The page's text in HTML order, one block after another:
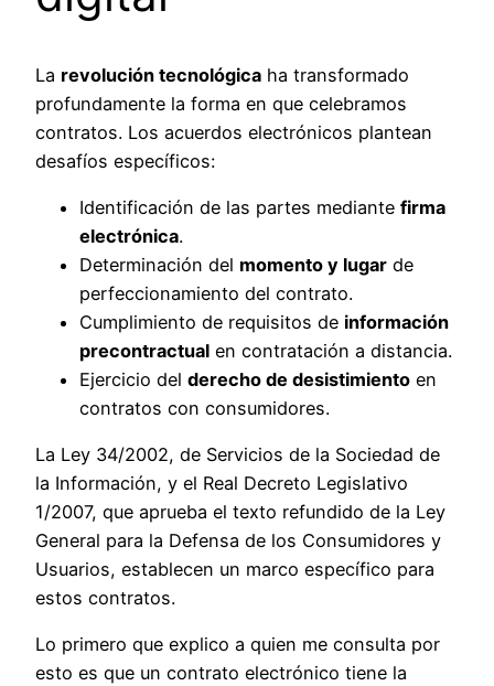
La revolución tecnológica ha transformado
profundamente la forma en que celebramos
contratos. Los acuerdos electrónicos plantean
desafíos específicos:
Identificación de las partes mediante firma
electrónica.
Determinación del momento y lugar de
perfeccionamiento del contrato.
Cumplimiento de requisitos de información
precontractual en contratación a distancia.
Ejercicio del derecho de desistimiento en
contratos con consumidores.
La Ley 34/2002, de Servicios de la Sociedad de
la Información, y el Real Decreto Legislativo
1/2007, que aprueba el texto refundido de la Ley
General para la Defensa de los Consumidores y
Usuarios, establecen un marco específico para
estos contratos.
Lo primero que explico a quien me consulta por
esto es que un contrato electrónico tiene la